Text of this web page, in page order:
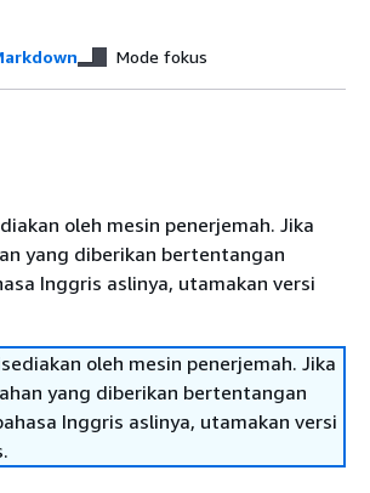
Mode fokus
oleh mesin penerjemah. Jika
yang diberikan bertentangan
Inggris aslinya, utamakan versi
oleh mesin penerjemah. Jika
yang diberikan bertentangan
Inggris aslinya, utamakan versi